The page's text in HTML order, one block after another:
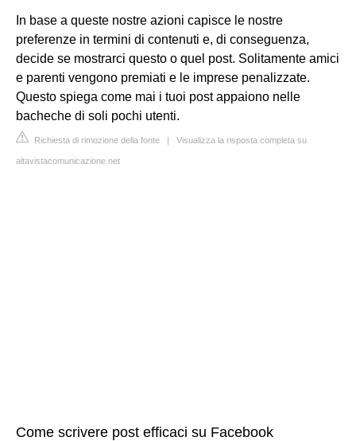
In base a queste nostre azioni capisce le nostre
preferenze in termini di contenuti e, di conseguenza,
decide se mostrarci questo o quel post. Solitamente amici
e parenti vengono premiati e le imprese penalizzate.
Questo spiega come mai i tuoi post appaiono nelle
bacheche di soli pochi utenti.
Richiesta di rimozione della fonte | Visualizza la risposta completa su
altavistacomunicazione.net
Come scrivere post efficaci su Facebook